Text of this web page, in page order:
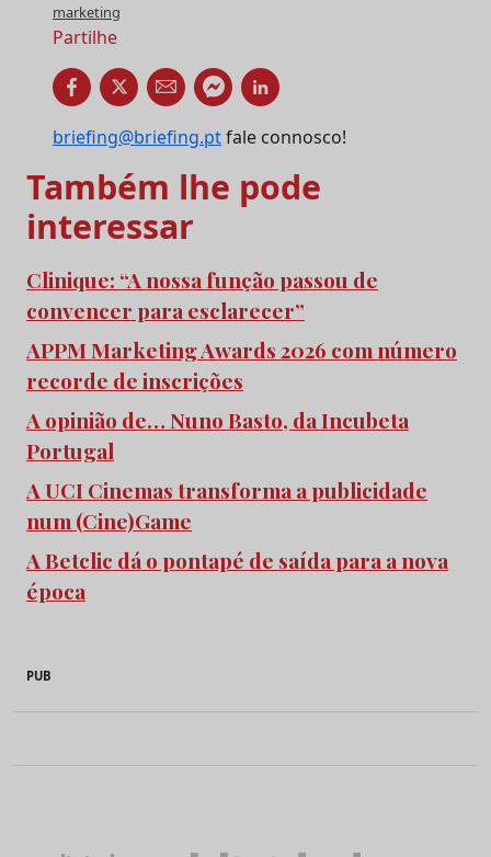
marketing
Partilhe
briefing@briefing.ptfale connosco!
Também lhe pode
interessar
Clinique: “A nossa função passou de
convencer para esclarecer”
APPM Marketing Awards 2026 com número
recorde de inscrições
A opinião de… Nuno Basto, da Incubeta
Portugal
A UCI Cinemas transforma a publicidade
num (Cine)Game
A Betclic dá o pontapé de saída para a nova
época
PUB